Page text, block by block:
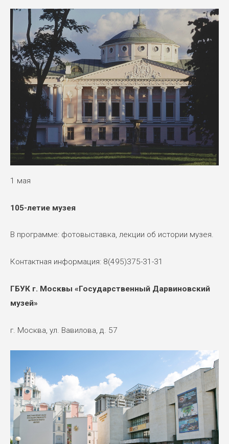
1 мая
105-летие музея
В программе: фотовыставка, лекции об истории музея.
Контактная информация: 8(495)375-31-31
ГБУК г. Москвы «Государственный Дарвиновский
музей»
г. Москва, ул. Вавилова, д. 57